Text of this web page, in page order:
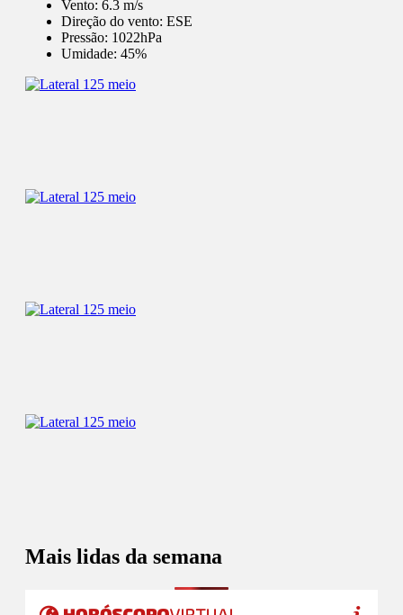
Vento: 6.3 m/s
Direção do vento: ESE
Pressão: 1022hPa
Umidade: 45%
Mais lidas da semana